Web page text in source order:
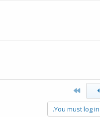
You must log